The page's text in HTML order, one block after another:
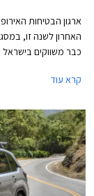
כבר משווקים בישראל
קרא עוד